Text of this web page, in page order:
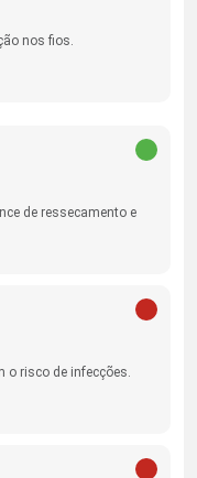
nos fios.
de ressecamento e
o risco de infecções.